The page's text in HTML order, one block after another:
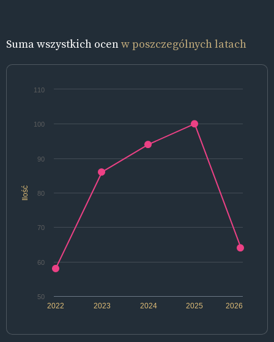
Suma wszystkich ocenw poszczególnych latach
Ilość
2022 2024 2026
2023 2025
50
60
70
80
90
100
110